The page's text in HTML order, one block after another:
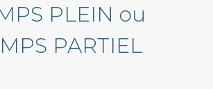
PLEIN ou
PARTIEL